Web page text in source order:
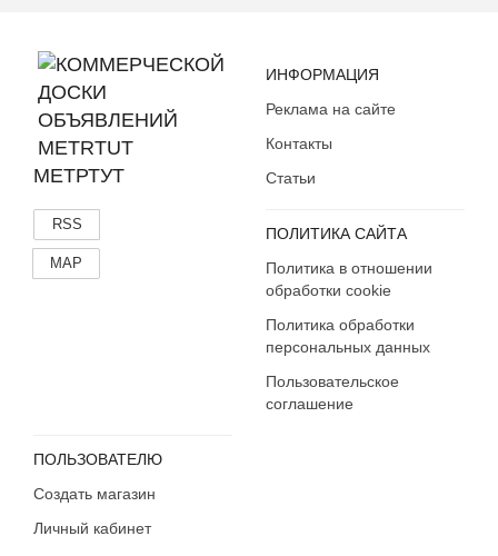
Пепельницы, зажигалки
Пластиковые карточки
Спортивные карточки
МЕТРТУТ
RSS
MAP
ИНФОРМАЦИЯ
Реклама на сайте
Контакты
Статьи
ПОЛИТИКА САЙТА
Политика в отношении
обработки cookie
Политика обработки
персональных данных
Пользовательское
соглашение
ПОЛЬЗОВАТЕЛЮ
Создать магазин
Личный кабинет